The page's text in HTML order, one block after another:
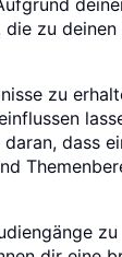
zu deinen
zu
dass
zu